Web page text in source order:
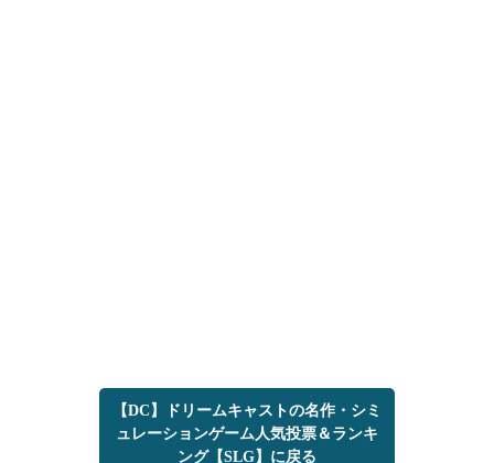
【DC】ドリームキャストの名作・シミ
ュレーションゲーム人気投票＆ランキ
ング【SLG】に戻る